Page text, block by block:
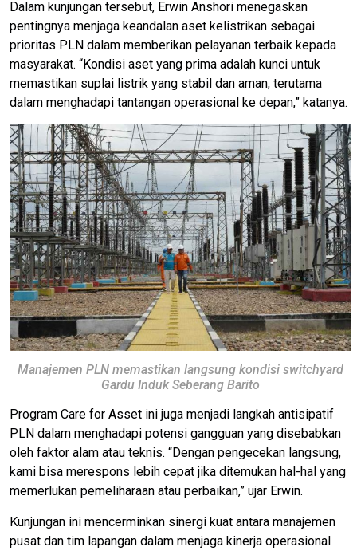
Dalam kunjungan tersebut, Erwin Anshori menegaskan
pentingnya menjaga keandalan aset kelistrikan sebagai
prioritas PLN dalam memberikan pelayanan terbaik kepada
masyarakat. “Kondisi aset yang prima adalah kunci untuk
memastikan suplai listrik yang stabil dan aman, terutama
dalam menghadapi tantangan operasional ke depan,” katanya.
Manajemen PLN memastikan langsung kondisi switchyard
Gardu Induk Seberang Barito
Program Care for Asset ini juga menjadi langkah antisipatif
PLN dalam menghadapi potensi gangguan yang disebabkan
oleh faktor alam atau teknis. “Dengan pengecekan langsung,
kami bisa merespons lebih cepat jika ditemukan hal-hal yang
memerlukan pemeliharaan atau perbaikan,” ujar Erwin.
Kunjungan ini mencerminkan sinergi kuat antara manajemen
pusat dan tim lapangan dalam menjaga kinerja operasional